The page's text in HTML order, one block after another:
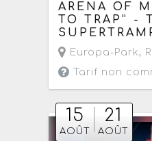
ARENA OF
TO TRAP” -
Europa-Park,
Tarif non
15
AOÛT
21
AOÛT